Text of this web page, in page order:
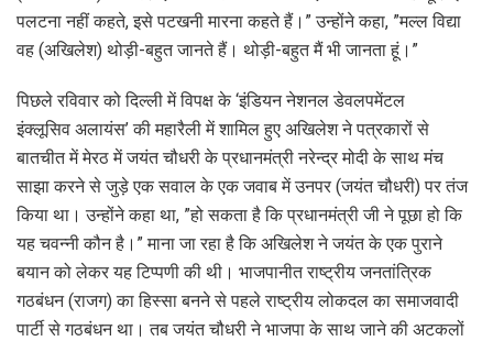
पलटना नहीं कहते, इसे पटखनी मारना कहते हैं।” उन्होंने कहा, ”मल्ल विद्या
वह (अखिलेश) थोड़ी-बहुत जानते हैं। थोड़ी-बहुत मैं भी जानता हूं।”
पिछले रविवार को दिल्ली में विपक्ष के ‘इंडियन नेशनल डेवलपमेंटल
इंक्लूसिव अलायंस’ की महारैली में शामिल हुए अखिलेश ने पत्रकारों से
बातचीत में मेरठ में जयंत चौधरी के प्रधानमंत्री नरेन्द्र मोदी के साथ मंच
साझा करने से जुड़े एक सवाल के एक जवाब में उनपर (जयंत चौधरी) पर तंज
किया था। उन्होंने कहा था, ”हो सकता है कि प्रधानमंत्री जी ने पूछा हो कि
यह चवन्नी कौन है।” माना जा रहा है कि अखिलेश ने जयंत के एक पुराने
बयान को लेकर यह टिप्पणी की थी। भाजपानीत राष्ट्रीय जनतांत्रिक
गठबंधन (राजग) का हिस्सा बनने से पहले राष्ट्रीय लोकदल का समाजवादी
पार्टी से गठबंधन था। तब जयंत चौधरी ने भाजपा के साथ जाने की अटकलों